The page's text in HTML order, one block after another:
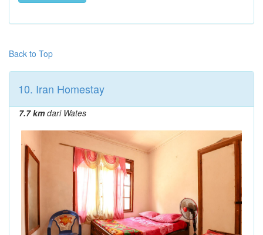
Back to Top
10. Iran Homestay
7.7 kmdari Wates